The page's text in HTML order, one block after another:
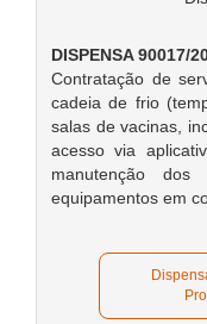
DISPENSA 90017/
Contratação de
cadeia de frio
salas de vacinas,
acesso via
manutenção
equipamentos em